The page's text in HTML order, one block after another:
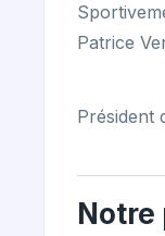
Patrice
Président
Notre